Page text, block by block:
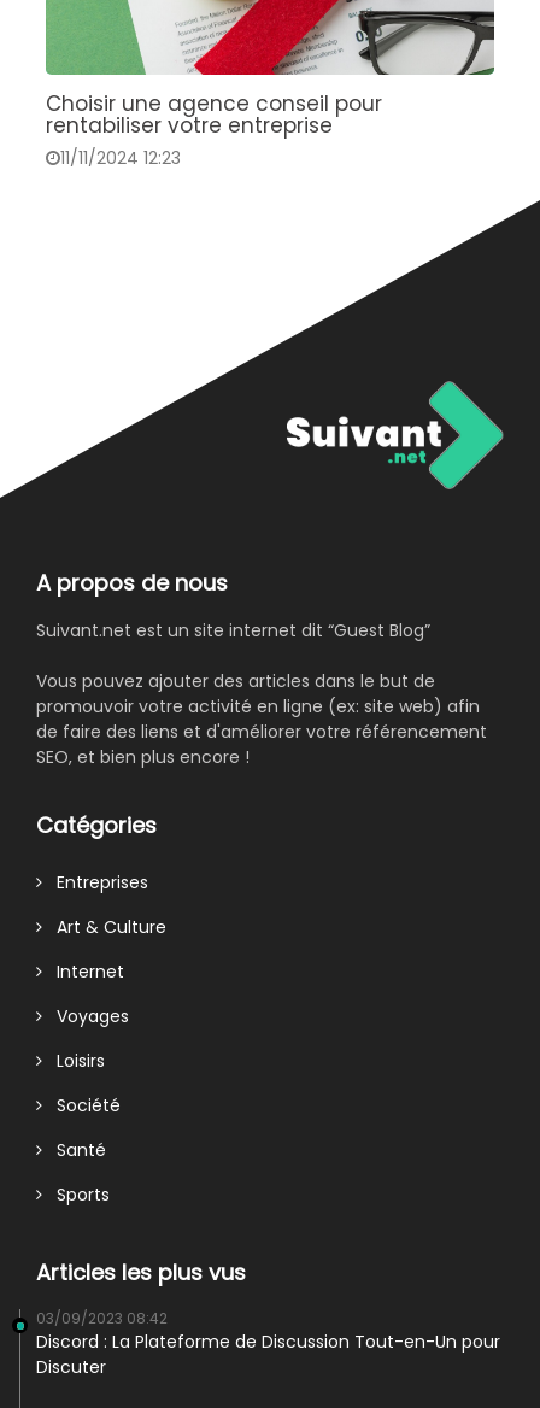
Choisir une agence conseil pour
rentabiliser votre entreprise
11/11/2024 12:23
A propos de nous
Suivant.net est un site internet dit “Guest Blog”
Vous pouvez ajouter des articles dans le but de
promouvoir votre activité en ligne (ex: site web) afin
de faire des liens et d'améliorer votre référencement
SEO, et bien plus encore !
Catégories
Entreprises
Art & Culture
Internet
Voyages
Loisirs
Société
Santé
Sports
Articles les plus vus
03/09/2023 08:42
Discord : La Plateforme de Discussion Tout-en-Un pour
Discuter